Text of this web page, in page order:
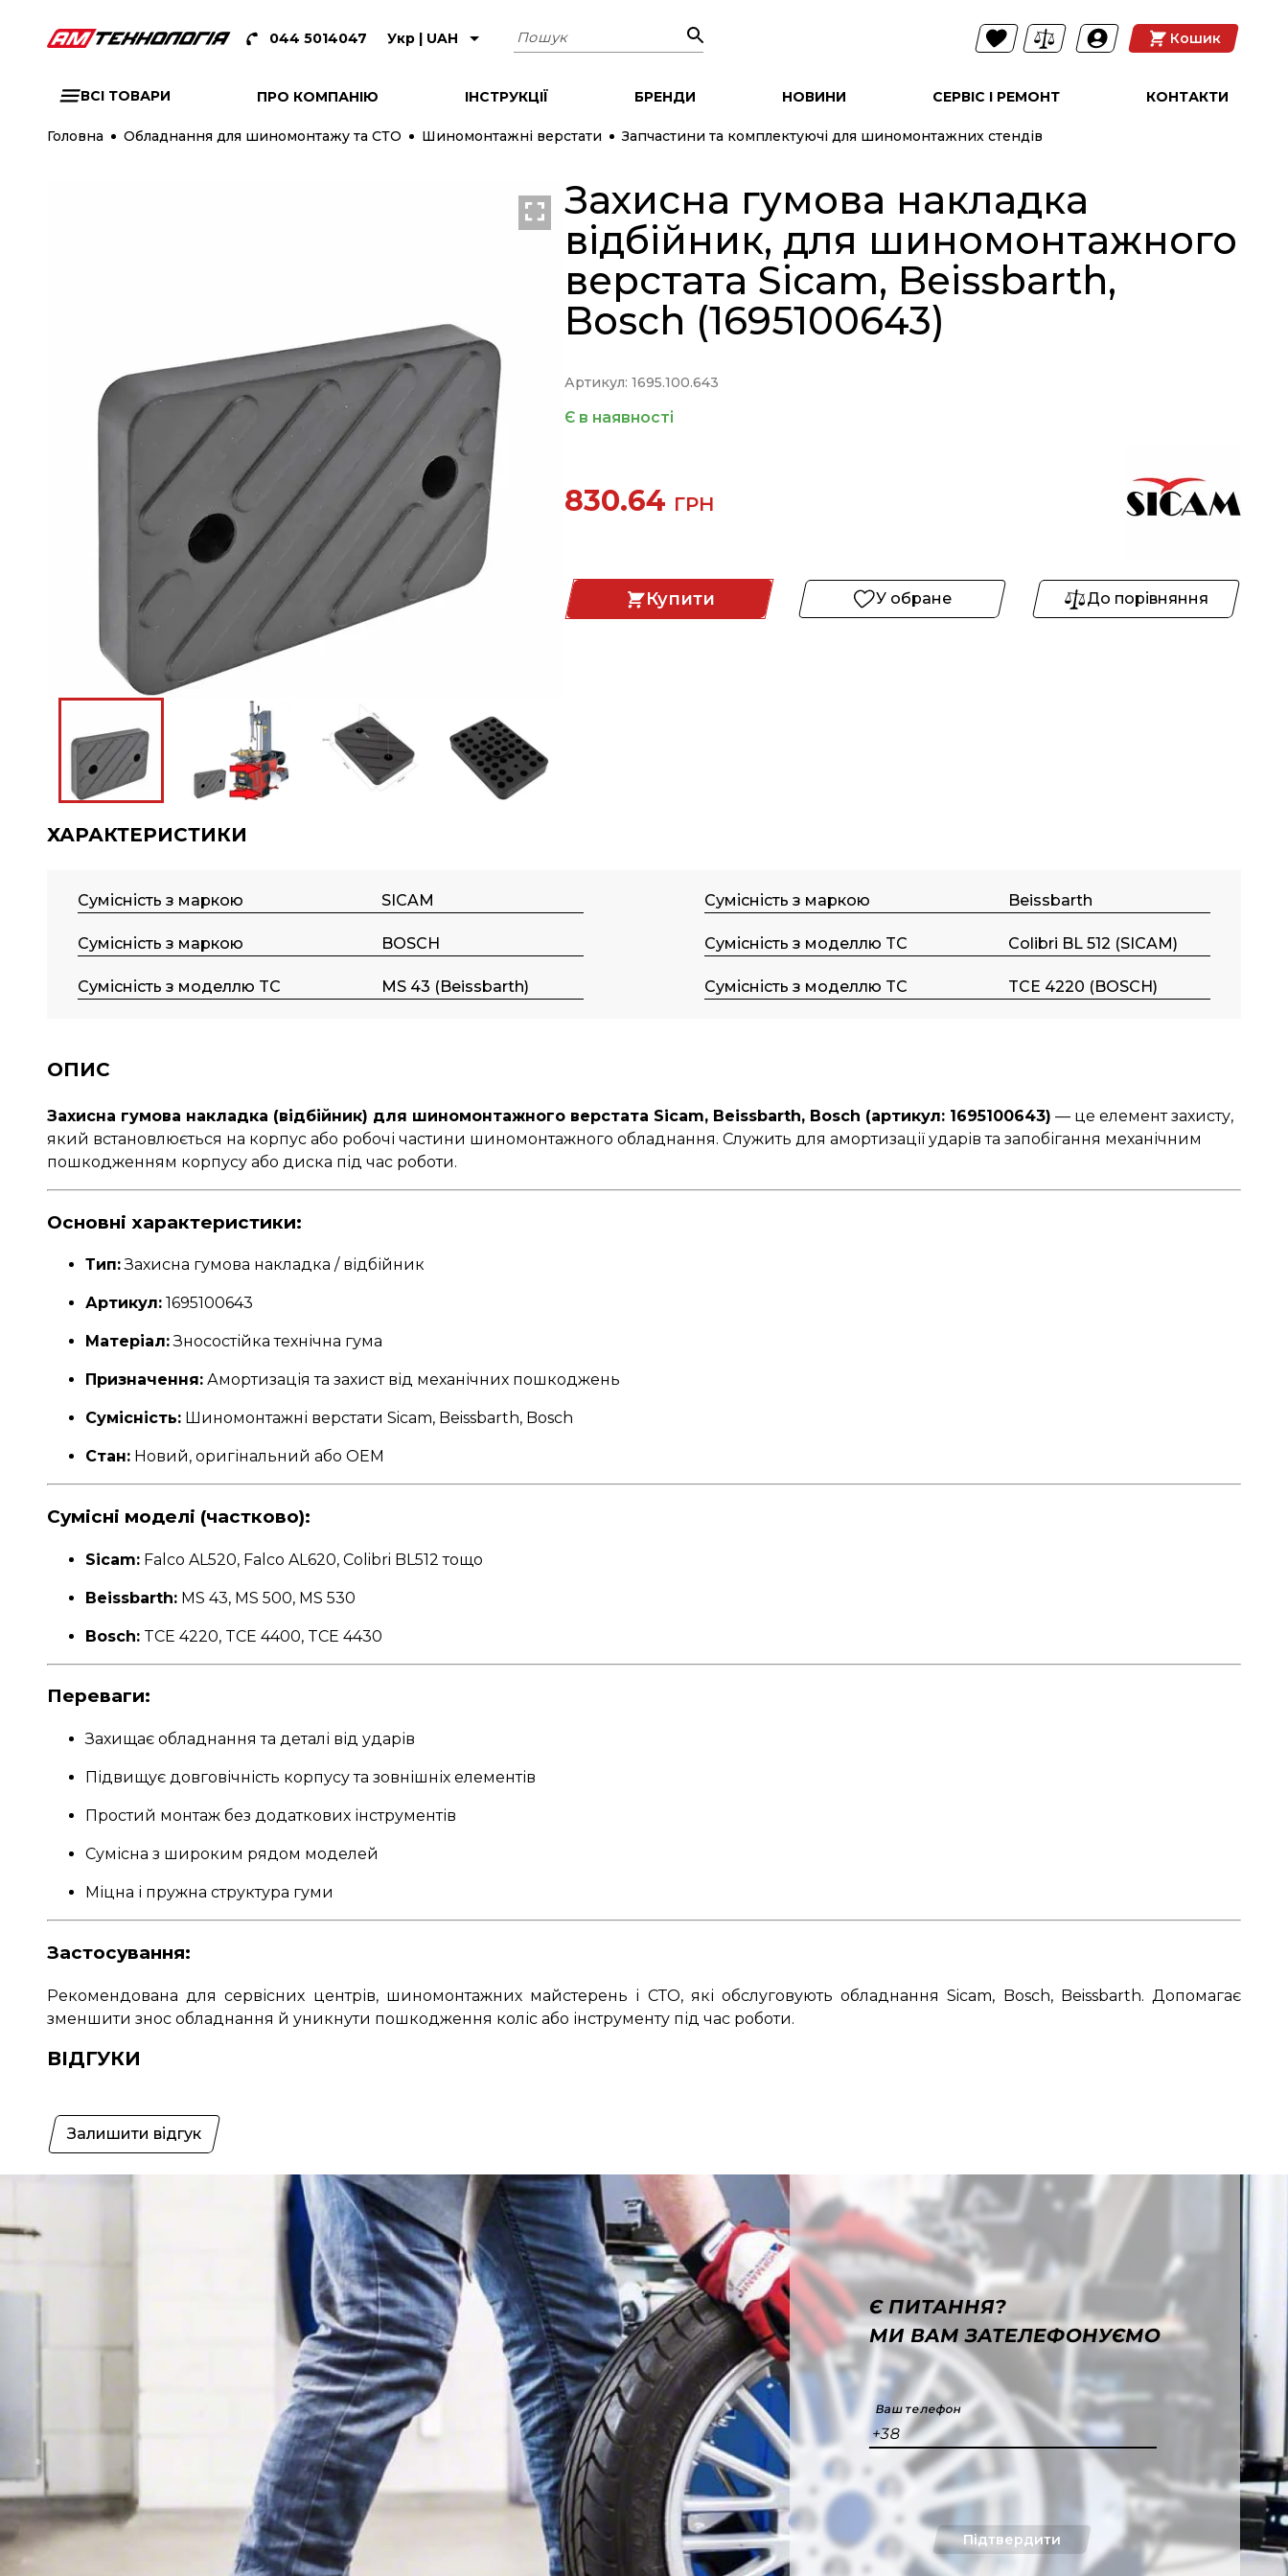
044 5014047 Укр | UAH Пошук Кошик
ВСІ ТОВАРИ ПРО КОМПАНІЮ ІНСТРУКЦІЇ БРЕНДИ НОВИНИ СЕРВІС І РЕМОНТ КОНТАКТИ
Головна Обладнання для шиномонтажу та СТО Шиномонтажні верстати Запчастини та комплектуючі для шиномонтажних стендів
Захисна гумова накладка
відбійник, для шиномонтажного
верстата Sicam, Beissbarth,
Bosch (1695100643)
Артикул: 1695.100.643
Є в наявності
830.64 ГРН
Купити У обране До порівняння
ХАРАКТЕРИСТИКИ
Сумісність з маркою SICAM Сумісність з маркою Beissbarth
Сумісність з маркою BOSCH Сумісність з моделлю TC Colibri BL 512 (SICAM)
Сумісність з моделлю TC MS 43 (Beissbarth) Сумісність з моделлю TC TCE 4220 (BOSCH)
ОПИС
Захисна гумова накладка (відбійник) для шиномонтажного верстата Sicam, Beissbarth, Bosch (артикул: 1695100643) — це елемент захисту,
який встановлюється на корпус або робочі частини шиномонтажного обладнання. Служить для амортизації ударів та запобігання механічним
пошкодженням корпусу або диска під час роботи.
Основні характеристики:
Тип:Захисна гумова накладка / відбійник
Артикул:1695100643
Матеріал:Зносостійка технічна гума
Призначення:Амортизація та захист від механічних пошкоджень
Сумісність:Шиномонтажні верстати Sicam, Beissbarth, Bosch
Стан:Новий, оригінальний або OEM
Сумісні моделі (частково):
Sicam:Falco AL520, Falco AL620, Colibri BL512 тощо
Beissbarth:MS 43, MS 500, MS 530
Bosch:TCE 4220, TCE 4400, TCE 4430
Переваги:
Захищає обладнання та деталі від ударів
Підвищує довговічність корпусу та зовнішніх елементів
Простий монтаж без додаткових інструментів
Сумісна з широким рядом моделей
Міцна і пружна структура гуми
Застосування:
Рекомендована для сервісних центрів, шиномонтажних майстерень і СТО, які обслуговують обладнання Sicam, Bosch, Beissbarth. Допомагає
зменшити знос обладнання й уникнути пошкодження коліс або інструменту під час роботи.
ВІДГУКИ
Залишити відгук
Є ПИТАННЯ?
МИ ВАМ ЗАТЕЛЕФОНУЄМО
Ваш телефон
+38
Підтвердити